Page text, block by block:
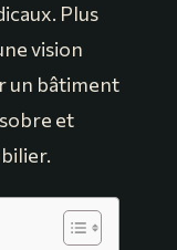
Plus
vision
un bâtiment
et